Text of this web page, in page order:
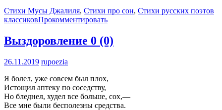
Стихи Мусы Джалиля, Стихи про сон, Стихи русских поэтов
классиковПрокомментировать
Выздоровление 0 (0)
26.11.2019 rupoezia
Я болел, уже совсем был плох,
Истощил аптеку по соседству,
Но бледнел, худел все больше, сох,—
Все мне были бесполезны средства.